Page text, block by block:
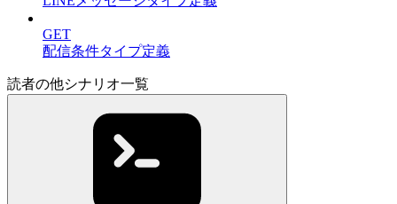
GET
配信条件タイプ定義
読者の他シナリオ一覧